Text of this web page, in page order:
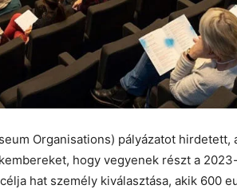
Organisations) pályázatot hirdetett,
hogy vegyenek részt a
hat személy kiválasztása, akik 600